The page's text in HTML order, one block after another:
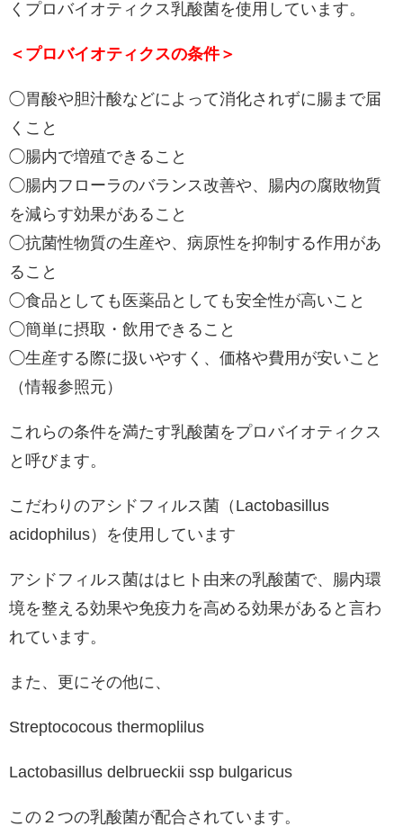
くプロバイオティクス乳酸菌を使用しています。
＜プロバイオティクスの条件＞
◯胃酸や胆汁酸などによって消化されずに腸まで届
くこと
◯腸内で増殖できること
◯腸内フローラのバランス改善や、腸内の腐敗物質
を減らす効果があること
◯抗菌性物質の生産や、病原性を抑制する作用があ
ること
◯食品としても医薬品としても安全性が高いこと
◯簡単に摂取・飲用できること
◯生産する際に扱いやすく、価格や費用が安いこと
（情報参照元 ）
これらの条件を満たす乳酸菌をプロバイオティクス
と呼びます。
こだわりのアシドフィルス菌（Lactobasillus
acidophilus）を使用しています
アシドフィルス菌ははヒト由来の乳酸菌で、腸内環
境を整える効果や免疫力を高める効果があると言わ
れています。
また、更にその他に、
Streptococous thermoplilus
Lactobasillus delbrueckii ssp bulgaricus
この２つの乳酸菌が配合されています。